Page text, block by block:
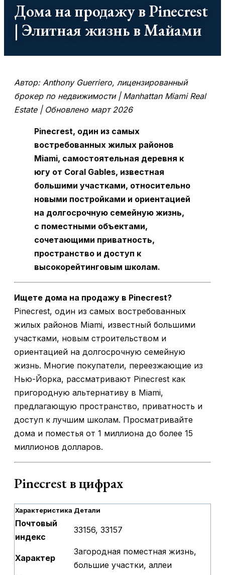
Дома на продажу в Pinecrest
| Элитная жизнь в Майами
Автор: Anthony Guerriero, лицензированный
брокер по недвижимости | Manhattan Miami Real
Estate | Обновлено март 2026
Pinecrest, один из самых
востребованных жилых районов
Miami, самостоятельная деревня к
югу от Coral Gables, известная
большими участками, относительно
новыми постройками и ориентацией
на долгосрочную семейную жизнь,
с поместными объектами,
сочетающими приватность,
пространство и доступ к
высокорейтинговым школам.
Ищете дома на продажу в Pinecrest?
Pinecrest, один из самых востребованных
жилых районов Miami, известный большими
участками, новым строительством и
ориентацией на долгосрочную семейную
жизнь. Многие покупатели, переезжающие из
Нью-Йорка, рассматривают Pinecrest как
пригородную альтернативу в Miami,
предлагающую пространство, приватность и
доступ к лучшим школам. Просматривайте
дома и поместья от 1 миллиона до более 15
миллионов долларов.
Pinecrest в цифрах
Характеристика Детали
Почтовый
индекс
33156, 33157
Характер
Загородная поместная жизнь,
большие участки, аллеи